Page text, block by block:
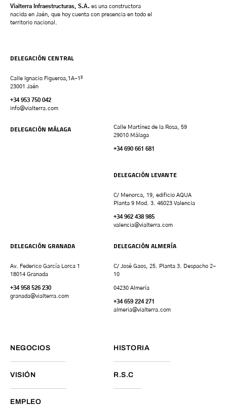
Vialterra Infraestructuras, S.A. es una constructora
nacida en Jaén, que hoy cuenta con presencia en todo el
territorio nacional.
DELEGACIÓN CENTRAL
Calle Ignacio Figueroa,1A-1º
23001 Jaén
+34 953 750 042
info@vialterra.com
DELEGACIÓN MÁLAGA
Calle Martínez de la Rosa, 59
29010 Málaga
+34 690 661 681
DELEGACIÓN LEVANTE
C/ Menorca, 19, edificio AQUA
Planta 9 Mod. 3. 46023 Valencia
+34 962 438 985
valencia@vialterra.com
DELEGACIÓN GRANADA
Av. Federico García Lorca 1
18014 Granada
+34 958 526 230
granada@vialterra.com
DELEGACIÓN ALMERÍA
C/ José Gaos, 25. Planta 3. Despacho 2-
10
04230 Almería
+34 659 224 271
almeria@vialterra.com
NEGOCIOS HISTORIA
VISIÓN R.S.C
EMPLEO